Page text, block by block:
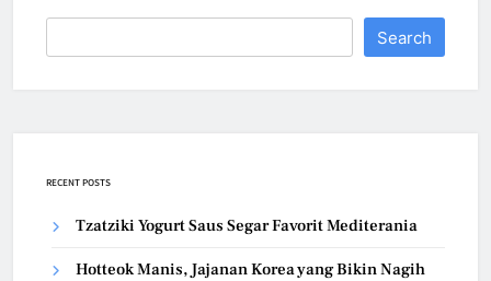
Search
RECENT POSTS
Tzatziki Yogurt Saus Segar Favorit Mediterania
Hotteok Manis, Jajanan Korea yang Bikin Nagih